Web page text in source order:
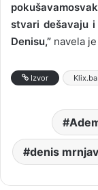
stvari dešavaju
Denisu,” navela
Izvor Klix.ba
denis